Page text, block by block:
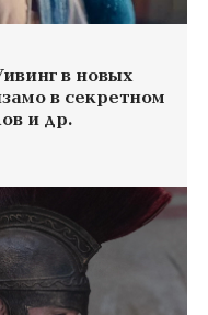
в новых
в секретном
и др.